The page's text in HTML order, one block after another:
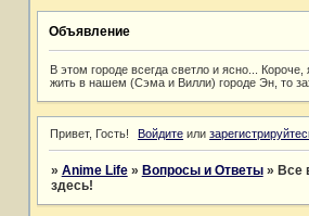
Объявление
В этом городе всегда светло и ясно... Короче,
жить в нашем (Сэма и Вилли) городе Эн, то
Привет, Гость! Войдите или
» Anime Life » Вопросы и Ответы » Все
здесь!